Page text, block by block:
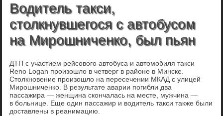
Водитель такси,
столкнувшегося с автобусом
на Мирошниченко, был пьян
ДТП с участием рейсового автобуса и автомобиля такси
Reno Logan произошло в четверг в районе в Минске.
Столкновение произошло на пересечении МКАД с улицей
Мирошниченко. В результате аварии погибли два
пассажира — женщина скончалась на месте, мужчина —
в больнице. Еще один пассажир и водитель такси также были
доставлены в реанимацию.